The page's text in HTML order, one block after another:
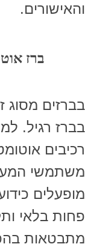
והאישורים.
ברז
בברזים
בברז רגיל.
רכיבים
משתמשי
מופעלים
פחות בלאי
מתבטאות